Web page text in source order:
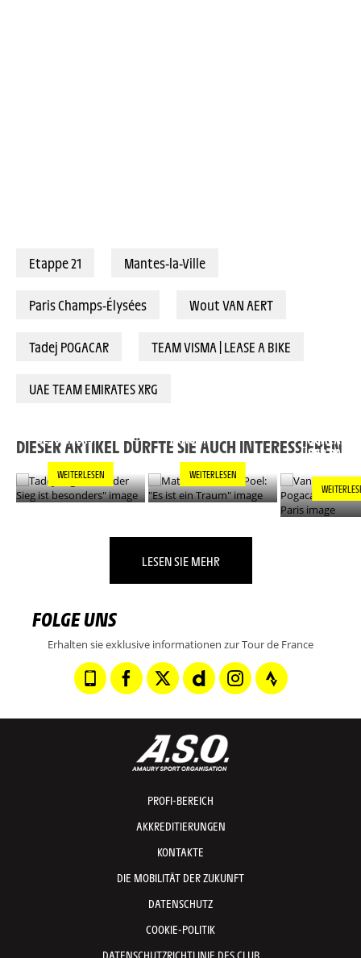
Etappe 21 Mantes-la-Ville
Paris Champs-Élysées Wout VAN AERT
Tadej POGACAR TEAM VISMA | LEASE A BIKE
UAE TEAM EMIRATES XRG
DIESER ARTIKEL DÜRFTE SIE AUCH INTERESSIEREN
BESONDERS"
WEITERLESEN
TRAUM"
WEITERLESEN
POGACAR
ÜBER PARIS
LESEN SIE MEHR
FOLGE UNS
Erhalten sie exklusive informationen zur Tour de France
PROFI-BEREICH
AKKREDITIERUNGEN
KONTAKTE
DIE MOBILITÄT DER ZUKUNFT
DATENSCHUTZ
COOKIE-POLITIK
DATENSCHUTZRICHTLINIE DES CLUB